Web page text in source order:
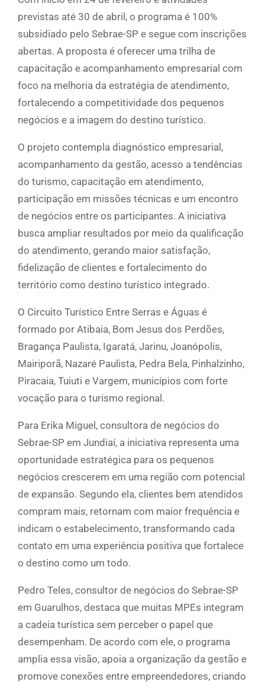
previstas até 30 de abril, o programa é 100%
subsidiado pelo Sebrae-SP e segue com inscrições
abertas. A proposta é oferecer uma trilha de
capacitação e acompanhamento empresarial com
foco na melhoria da estratégia de atendimento,
fortalecendo a competitividade dos pequenos
negócios e a imagem do destino turístico.
O projeto contempla diagnóstico empresarial,
acompanhamento da gestão, acesso a tendências
do turismo, capacitação em atendimento,
participação em missões técnicas e um encontro
de negócios entre os participantes. A iniciativa
busca ampliar resultados por meio da qualificação
do atendimento, gerando maior satisfação,
fidelização de clientes e fortalecimento do
território como destino turístico integrado.
O Circuito Turístico Entre Serras e Águas é
formado por Atibaia, Bom Jesus dos Perdões,
Bragança Paulista, Igaratá, Jarinu, Joanópolis,
Mairiporã, Nazaré Paulista, Pedra Bela, Pinhalzinho,
Piracaia, Tuiuti e Vargem, municípios com forte
vocação para o turismo regional.
Para Erika Miguel, consultora de negócios do
Sebrae-SP em Jundiaí, a iniciativa representa uma
oportunidade estratégica para os pequenos
negócios crescerem em uma região com potencial
de expansão. Segundo ela, clientes bem atendidos
compram mais, retornam com maior frequência e
indicam o estabelecimento, transformando cada
contato em uma experiência positiva que fortalece
o destino como um todo.
Pedro Teles, consultor de negócios do Sebrae-SP
em Guarulhos, destaca que muitas MPEs integram
a cadeia turística sem perceber o papel que
desempenham. De acordo com ele, o programa
amplia essa visão, apoia a organização da gestão e
promove conexões entre empreendedores, criando